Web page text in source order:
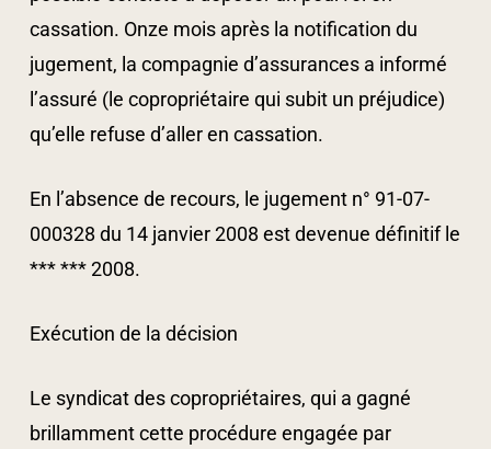
cassation. Onze mois après la notification du
jugement, la compagnie d’assurances a informé
l’assuré (le copropriétaire qui subit un préjudice)
qu’elle refuse d’aller en cassation.
En l’absence de recours, le jugement n° 91-07-
000328 du 14 janvier 2008 est devenue définitif le
*** *** 2008.
Exécution de la décision
Le syndicat des copropriétaires, qui a gagné
brillamment cette procédure engagée par